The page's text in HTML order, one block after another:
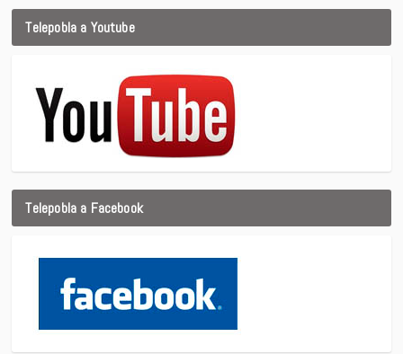
Telepobla a Youtube
Telepobla a Facebook